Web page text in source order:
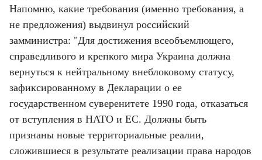
Напомню, какие требования (именно требования, а
не предложения) выдвинул российский
замминистра: "Для достижения всеобъемлющего,
справедливого и крепкого мира Украина должна
вернуться к нейтральному внеблоковому статусу,
зафиксированному в Декларации о ее
государственном суверенитете 1990 года, отказаться
от вступления в НАТО и ЕС. Должны быть
признаны новые территориальные реалии,
сложившиеся в результате реализации права народов